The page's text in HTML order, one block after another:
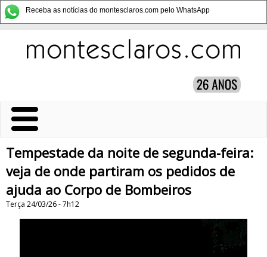
Receba as notícias do montesclaros.com pelo WhatsApp
Tempestade da noite de segunda-feira:
veja de onde partiram os pedidos de
ajuda ao Corpo de Bombeiros
Terça 24/03/26 - 7h12